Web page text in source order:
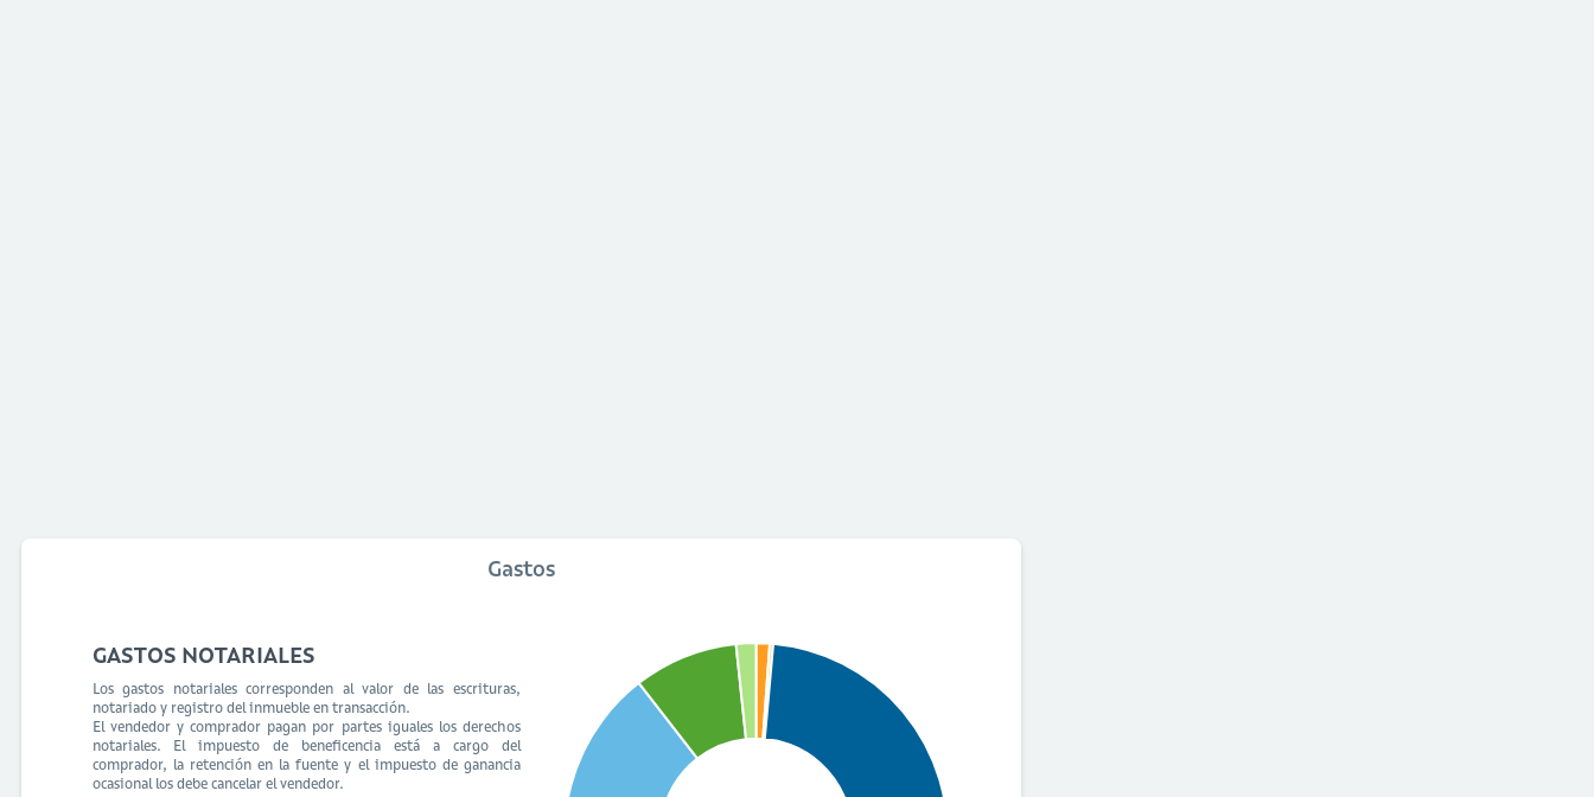
Gastos
GASTOS NOTARIALES
Los gastos notariales corresponden al valor de las escrituras,
notariado y registro del inmueble en transacción.
El vendedor y comprador pagan por partes iguales los derechos
notariales. El impuesto de beneficencia está a cargo del
comprador, la retención en la fuente y el impuesto de ganancia
ocasional los debe cancelar el vendedor.